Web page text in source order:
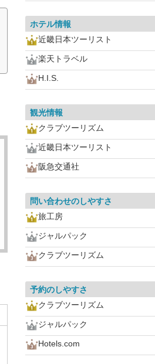
ホテル情報
近畿日本ツーリスト
楽天トラベル
H.I.S.
観光情報
クラブツーリズム
近畿日本ツーリスト
阪急交通社
問い合わせのしやすさ
旅工房
ジャルパック
クラブツーリズム
予約のしやすさ
クラブツーリズム
ジャルパック
Hotels.com